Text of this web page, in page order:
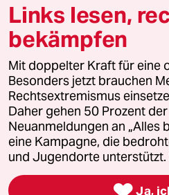
© 2026 taz Verlags und
Alle Rechte vorbehalten. Bei
wenden Sie sich bitte an
lizenzen@taz.de
Feedback Redaktionsstatut
Leitlinie Informant
Seitenwende Einwilligungen
Links lesen,
bekämpfen
Mit doppelter Kraft für eine
Besonders jetzt brauchen
Rechtsextremismus
Daher gehen 50 Prozent
Neuanmeldungen an „Alles
eine Kampagne, die
und Jugendorte unterstützt.
 Ja,